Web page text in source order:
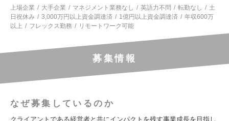
上場企業
大手企業 マネジメント業務なし 英語力不問 転勤なし
土
日祝休み
3,000万円以上資金調達済 1億円以上資金調達済
年収600万
以上
フレックス勤務 リモートワーク可能
募集情報
なぜ募集しているのか
クライアントである経営者と共にインパクトを残す事業成長を目指し